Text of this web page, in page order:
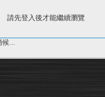
請先登入後才能繼續瀏覽
...